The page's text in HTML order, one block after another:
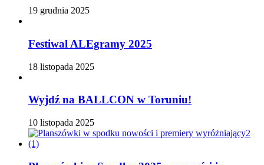
19 grudnia 2025
Festiwal ALEgramy 2025
18 listopada 2025
Wyjdź na BALLCON w Toruniu!
10 listopada 2025